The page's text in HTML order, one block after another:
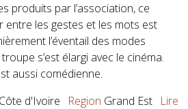
produits par l’association, ce
entre les gestes et les mots est
l’éventail des modes
s’est élargi avec le cinéma.
aussi comédienne.
Côte d'Ivoire Region Grand Est Lire